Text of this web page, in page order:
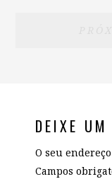
DEIXE UM
O seu
Campos